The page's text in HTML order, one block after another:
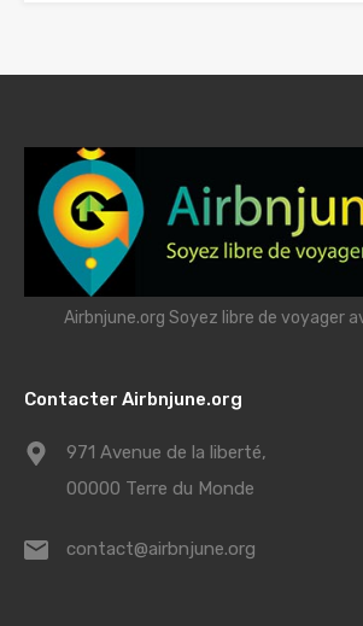
Airbnjune.org Soyez libre de voyager
Contacter Airbnjune.org
971 Avenue de la liberté,
00000 Terre du Monde
contact@airbnjune.org